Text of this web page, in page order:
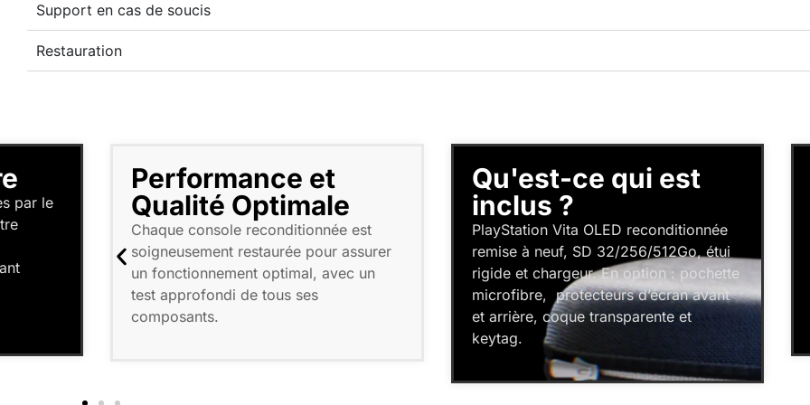
Support en cas de soucis
Restauration
un
Qu'est-ce qui est
inclus ?
PlayStation Vita OLED reconditionnée
remise à neuf, SD 32/256/512Go, étui
rigide et chargeur. En option : pochette
microfibre, protecteurs d’écran avant
et arrière, coque transparente et
Custom firmware
Profitez des possibilités offertes par le
système pour personnaliser votre
expérience et accéder à des
fonctionnalités avancées, incluant
homebrews et applications
compatibles.